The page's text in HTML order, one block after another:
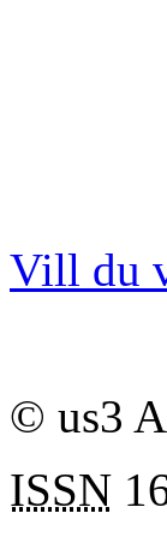
Vill du
© us3
ISSN